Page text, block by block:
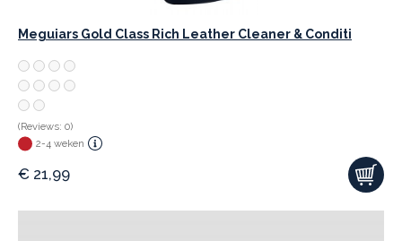
Meguiars Gold Class Rich Leather Cleaner & Conditi
(Reviews: 0)
2-4 weken
€ 21,99